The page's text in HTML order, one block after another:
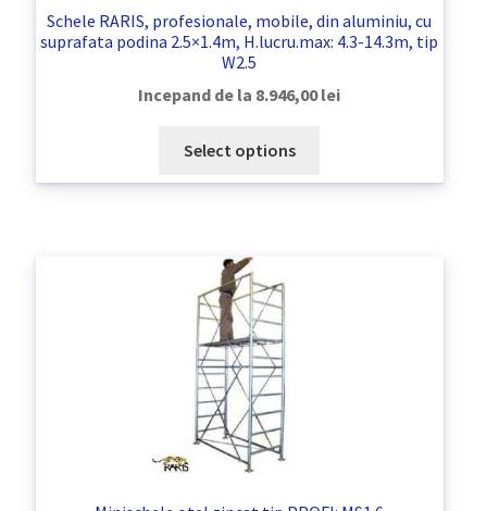
Schele RARIS, profesionale, mobile, din aluminiu, cu
suprafata podina 2.5×1.4m, H.lucru.max: 4.3-14.3m, tip
W2.5
Incepand de la 8.946,00lei
Select options